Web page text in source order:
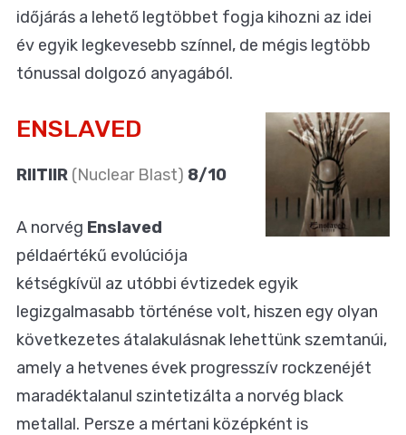
időjárás a lehető legtöbbet fogja kihozni az idei
év egyik legkevesebb színnel, de mégis legtöbb
tónussal dolgozó anyagából.
ENSLAVED
RIITIIR (Nuclear Blast) 8/10
A norvég Enslaved
példaértékű evolúciója
kétségkívül az utóbbi évtizedek egyik
legizgalmasabb történése volt, hiszen egy olyan
következetes átalakulásnak lehettünk szemtanúi,
amely a hetvenes évek progresszív rockzenéjét
maradéktalanul szintetizálta a norvég black
metallal. Persze a mértani középként is